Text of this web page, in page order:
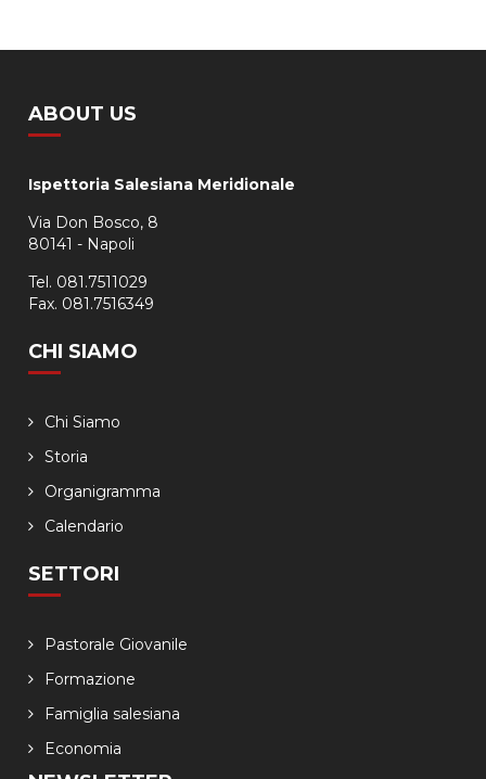
ABOUT US
Ispettoria Salesiana Meridionale
Via Don Bosco, 8
80141 - Napoli
Tel. 081.7511029
Fax. 081.7516349
CHI SIAMO
Chi Siamo
Storia
Organigramma
Calendario
SETTORI
Pastorale Giovanile
Formazione
Famiglia salesiana
Economia